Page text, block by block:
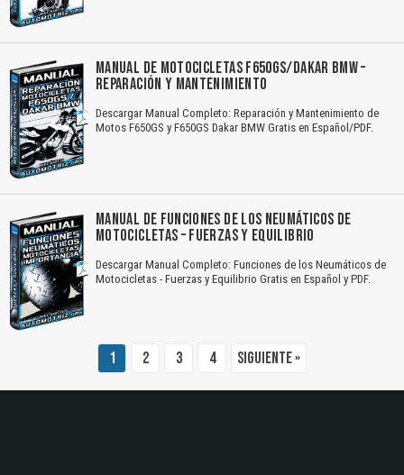
MANUAL DE MOTOCICLETAS F650GS/DAKAR BMW –
REPARACIÓN Y MANTENIMIENTO
Descargar Manual Completo: Reparación y Mantenimiento de
Motos F650GS y F650GS Dakar BMW Gratis en Español/PDF.
MANUAL DE FUNCIONES DE LOS NEUMÁTICOS DE
MOTOCICLETAS – FUERZAS Y EQUILIBRIO
Descargar Manual Completo: Funciones de los Neumáticos de
Motocicletas - Fuerzas y Equilibrio Gratis en Español y PDF.
1 2 3 4 Siguiente »
Texto o Imagen de portada son erróneos.
No carga o no se visualiza el contenido.
Reportar otro tipo de error...